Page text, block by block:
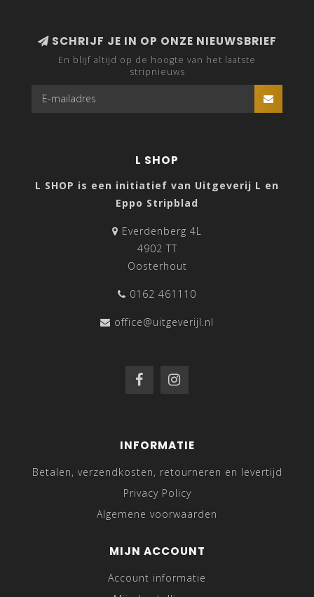
SCHRIJF JE IN OP ONZE NIEUWSBRIEF
En blijf altijd op de hoogte van het laatste
stripnieuws
L SHOP
L SHOP is een initiatief van Uitgeverij L en
Eppo Stripblad
Everdenberg 4L
4902 TT
Oosterhout
0162 461110
office@uitgeverijl.nl
INFORMATIE
Betalen, verzendkosten, retourneren en levertijd
Privacy Policy
Algemene voorwaarden
MIJN ACCOUNT
Account informatie